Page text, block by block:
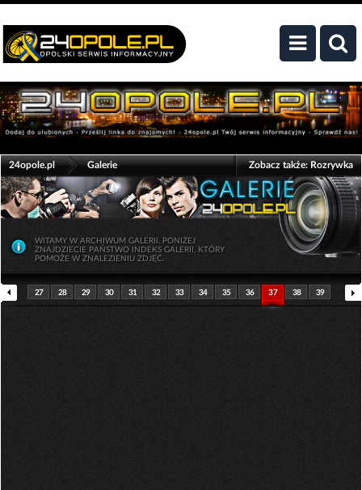
24opole.pl Galerie Zobacz także:Rozrywka
WITAMY W ARCHIWUM GALERII. PONIŻEJ
ZNAJDZIECIE PAŃSTWO INDEKS GALERII, KTÓRY
POMOŻE W ZNALEZIENIU ZDJĘĆ.
27 28 29 30 31 32 33 34 35 36 37 38 39